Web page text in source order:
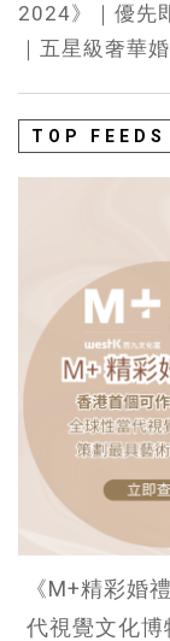
2024》｜優先
｜五星級奢華
TOP FEEDS
《M+精彩婚
代視覺文化